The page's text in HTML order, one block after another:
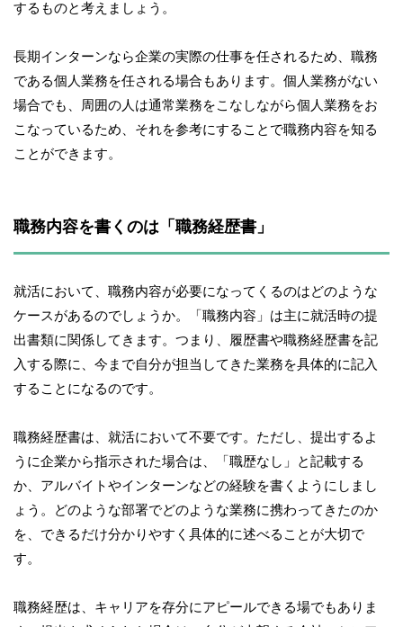
するものと考えましょう。
長期インターンなら企業の実際の仕事を任されるため、職務
である個人業務を任される場合もあります。個人業務がない
場合でも、周囲の人は通常業務をこなしながら個人業務をお
こなっているため、それを参考にすることで職務内容を知る
ことができます。
職務内容を書くのは「職務経歴書」
就活において、職務内容が必要になってくるのはどのような
ケースがあるのでしょうか。「職務内容」は主に就活時の提
出書類に関係してきます。つまり、履歴書や職務経歴書を記
入する際に、今まで自分が担当してきた業務を具体的に記入
することになるのです。
職務経歴書は、就活において不要です。ただし、提出するよ
うに企業から指示された場合は、「職歴なし」と記載する
か、アルバイトやインターンなどの経験を書くようにしまし
ょう。どのような部署でどのような業務に携わってきたのか
を、できるだけ分かりやすく具体的に述べることが大切で
す。
職務経歴は、キャリアを存分にアピールできる場でもありま